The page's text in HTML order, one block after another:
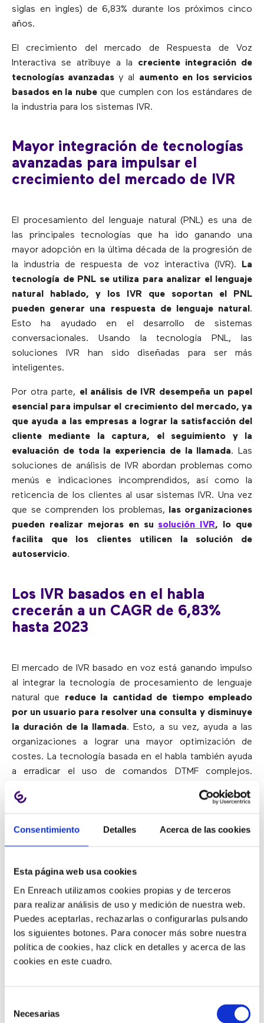
Consentimiento Detalles Acerca de las cookies
Esta página web usa cookies
En Enreach utilizamos cookies propias y de terceros
para realizar análisis de uso y medición de nuestra web.
Puedes aceptarlas, rechazarlas o configurarlas pulsando
los siguientes botones. Para conocer más sobre nuestra
política de cookies, haz click en detalles y acerca de las
cookies en este cuadro.
Necesarias
siglas en ingles) de 6,83% durante los próximos cinco
años.
El crecimiento del mercado de Respuesta de Voz
Interactiva se atribuye a la creciente integración de
tecnologías avanzadas y al aumento en los servicios
basados en la nubeque cumplen con los estándares de
la industria para los sistemas IVR.
Mayor integración de tecnologías
avanzadas para impulsar el
crecimiento del mercado de IVR
El procesamiento del lenguaje natural (PNL) es una de
las principales tecnologías que ha ido ganando una
mayor adopción en la última década de la progresión de
la industria de respuesta de voz interactiva (IVR).
La
tecnología de PNL se utiliza para analizar el lenguaje
natural hablado, y los IVR que soportan el PNL
pueden generar una respuesta de lenguaje natural .
Esto ha ayudado en el desarrollo de sistemas
conversacionales. Usando la tecnología PNL, las
soluciones IVR han sido diseñadas para ser más
inteligentes.
Por otra parte, el análisis de IVR desempeña un papel
esencial para impulsar el crecimiento del mercado, ya
que ayuda a las empresas a lograr la satisfacción del
cliente mediante la captura, el seguimiento y la
evaluación de toda la experiencia de la llamada. Las
soluciones de análisis de IVR abordan problemas como
menús e indicaciones incomprendidos, así como la
reticencia de los clientes al usar sistemas IVR. Una vez
que se comprenden los problemas,
las organizaciones
pueden realizar mejoras en su solución IVR, lo que
facilita que los clientes utilicen la solución de
autoservicio.
Los IVR basados en el habla
crecerán a un CAGR de 6,83%
hasta 2023
El mercado de IVR basado en voz está ganando impulso
al integrar la tecnología de procesamiento de lenguaje
natural que reduce la cantidad de tiempo empleado
por un usuario para resolver una consulta y disminuye
la duración de la llamada. Esto, a su vez, ayuda a las
organizaciones a lograr una mayor optimización de
costes. La tecnología basada en el habla también ayuda
a erradicar el uso de comandos DTMF complejos.
restringido al uso de las entradas limitadas de teclado
regiones de América del Norte y
Asia Pacífico
Los avances en la tecnología de IVR para unabuena
comunicación y seguridad , así como lafacilidad de
realizar una tarea sin la ayuda de un agente
número de aplicaciones en banca, servicios financieros
y seguros, farmacéutica y salud, gobierno y sector